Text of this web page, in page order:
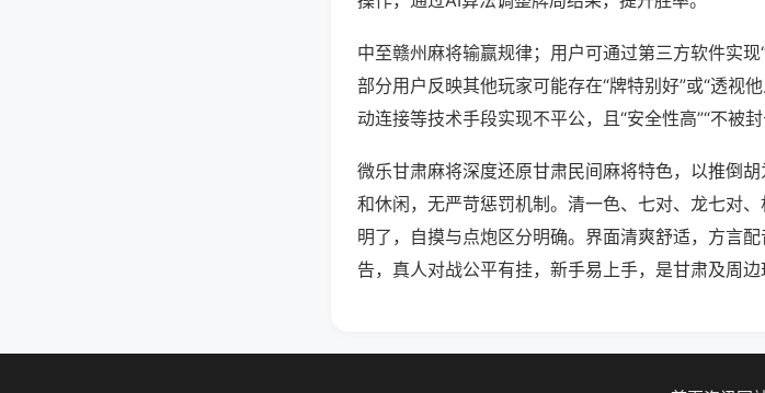
中至赣州麻将输赢规律；用户可通过第三方软件实现
部分用户反映其他玩家可能存在“牌特别好”或“透视
动连接等技术手段实现不平公，且“安全性高”“不被封
微乐甘肃麻将深度还原甘肃民间麻将特色，以推倒
和休闲，无严苛惩罚机制。清一色、七对、龙七对
明了，自摸与点炮区分明确。界面清爽舒适，方言
告，真人对战公平有挂，新手易上手，是甘肃及周边